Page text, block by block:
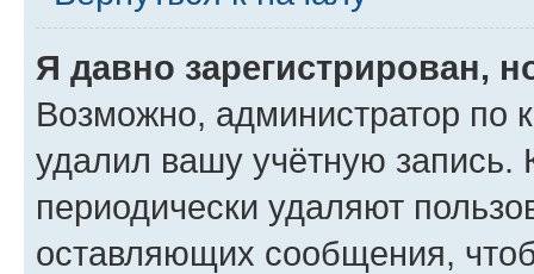
Я давно зарегистрирован,
Возможно, администратор по
удалил вашу учётную запись.
периодически удаляют
оставляющих сообщения,